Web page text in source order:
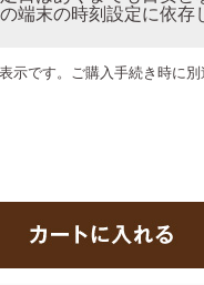
端末の時刻設定に依存
示です。ご購入手続き時に